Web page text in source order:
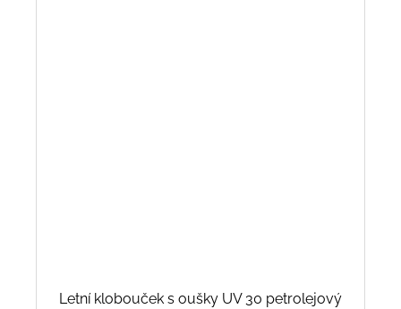
Letní klobouček s oušky UV 30 petrolejový